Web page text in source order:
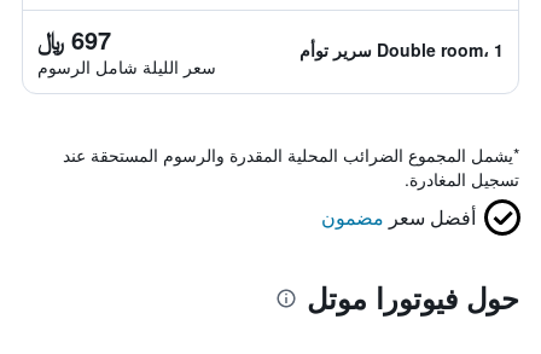
Double room، 1 سرير توأم 697 ﷼
سعر الليلة شامل الرسوم
*يشمل المجموع الضرائب المحلية المقدرة والرسوم المستحقة عند
تسجيل المغادرة.
أفضل سعر مضمون
حول فيوتورا موتل